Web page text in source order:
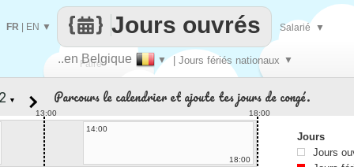
Faire
..en Belgique ▼ | Jours fériés nationaux ▼
Jours ouvrés
FR EN ▼ Salarié ▼
▼ Parcours le calendrier et ajoute tes jours de congé.
13:00
18:00
14:00
18:00
Jours
Jours